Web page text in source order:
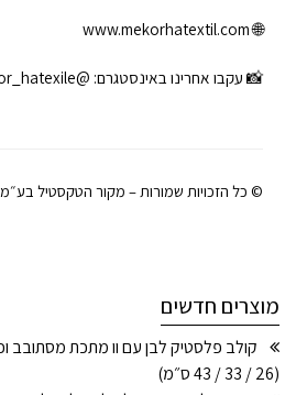
🌐
www.mekorhatextil.com
📸 עקבו אחרינו באינסטגרם: @makor_hatexile
© כל הזכויות שמורות – מקור הטקסטיל בע״מ
מוצרים חדשים
(26 / 33 / 43 ס״מ)